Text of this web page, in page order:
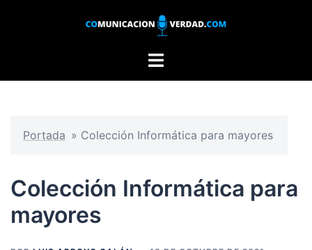
Alternar
Portada » Colección Informática para mayores
Colección Informática para
mayores